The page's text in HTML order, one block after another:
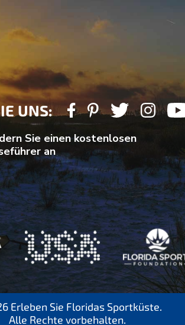
UNS:
Sie einen kostenlosen
an
Erleben Sie Floridas Sportküste.
Alle Rechte vorbehalten.